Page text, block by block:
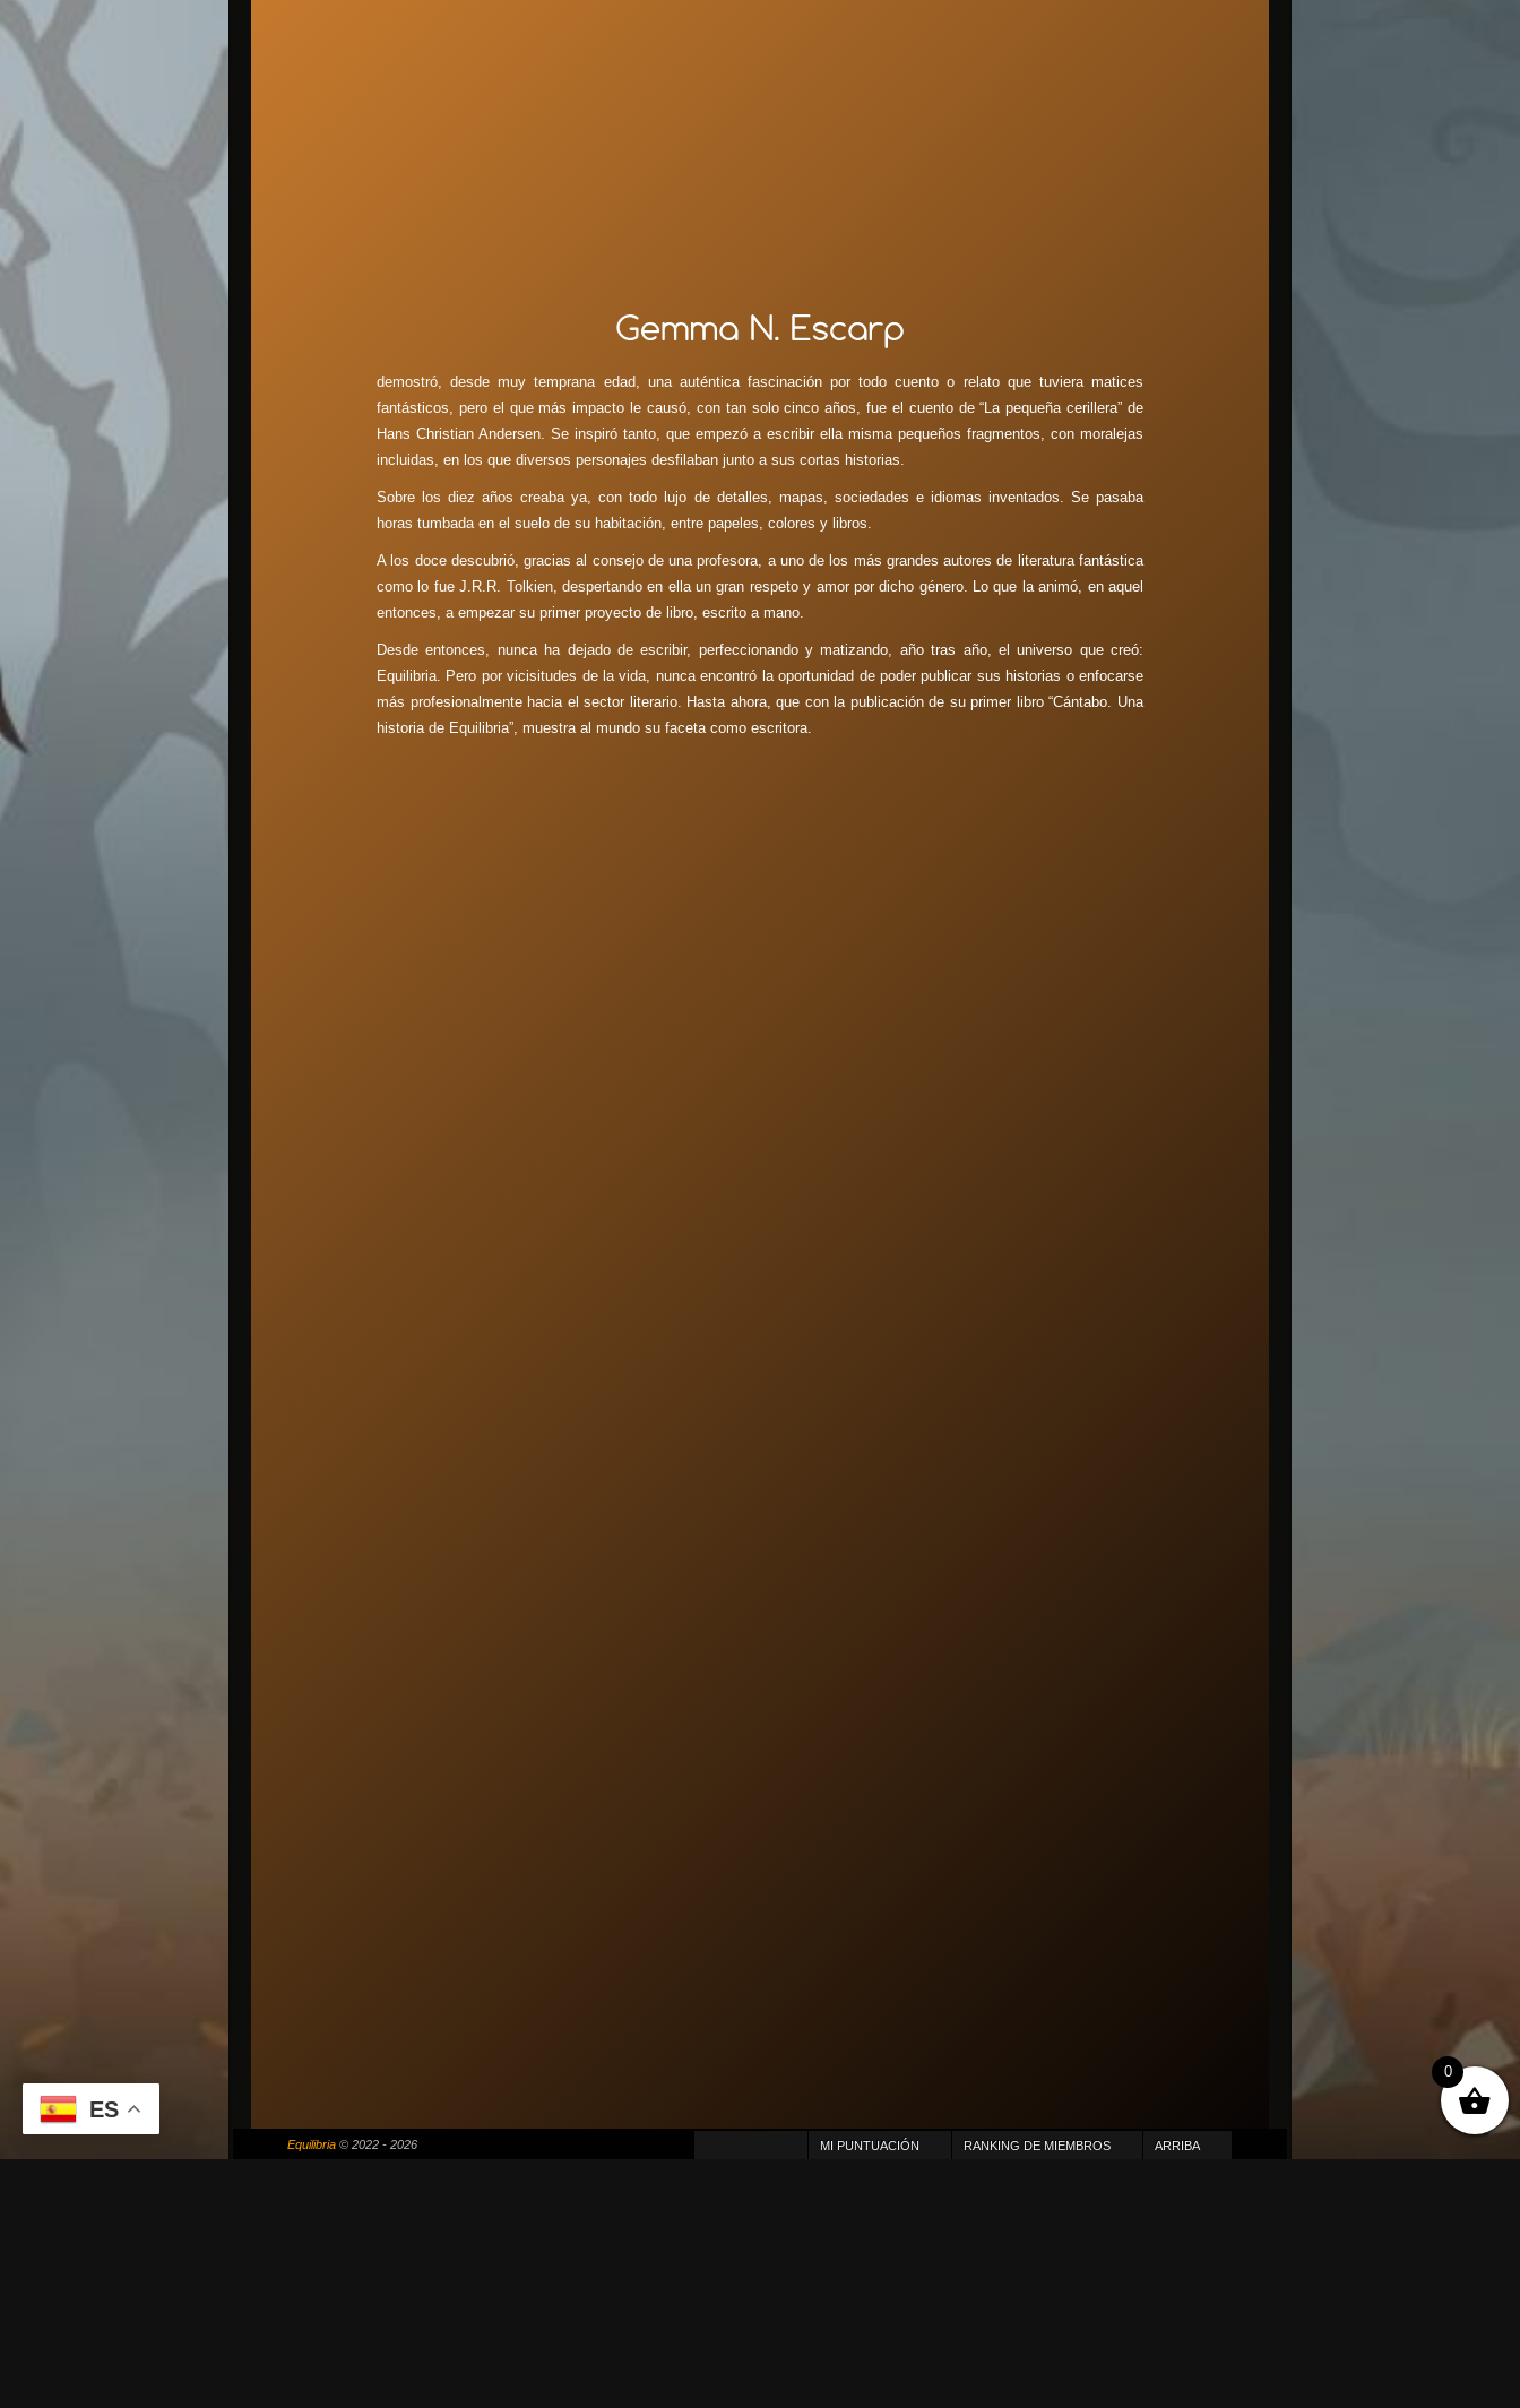
demostró, desde muy temprana edad, una auténtica fascinación por todo cuento o relato que tuviera matices
fantásticos, pero el que más impacto le causó, con tan solo cinco años, fue el cuento de “La pequeña cerillera” de
Hans Christian Andersen. Se inspiró tanto, que empezó a escribir ella misma pequeños fragmentos, con moralejas
incluidas, en los que diversos personajes desfilaban junto a sus cortas historias.
Sobre los diez años creaba ya, con todo lujo de detalles, mapas, sociedades e idiomas inventados. Se pasaba
horas tumbada en el suelo de su habitación, entre papeles, colores y libros.
A los doce descubrió, gracias al consejo de una profesora, a uno de los más grandes autores de literatura fantástica
como lo fue J.R.R. Tolkien, despertando en ella un gran respeto y amor por dicho género. Lo que la animó, en aquel
entonces, a empezar su primer proyecto de libro, escrito a mano.
Desde entonces, nunca ha dejado de escribir, perfeccionando y matizando, año tras año, el universo que creó:
Equilibria. Pero por vicisitudes de la vida, nunca encontró la oportunidad de poder publicar sus historias o enfocarse
más profesionalmente hacia el sector literario. Hasta ahora, que con la publicación de su primer libro “Cántabo. Una
historia de Equilibria”, muestra al mundo su faceta como escritora.
Equilibria © 2022 - 2026 MI PUNTUACIÓN RANKING DE MIEMBROS ARRIBA
ES
0